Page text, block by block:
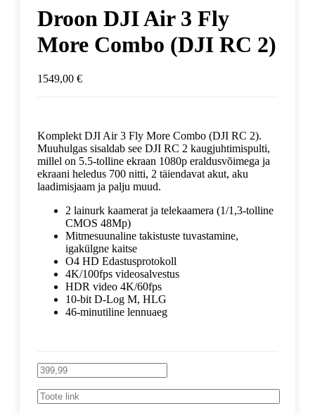
Droon DJI Air 3 Fly
More Combo (DJI RC 2)
1549,00 €
Komplekt DJI Air 3 Fly More Combo (DJI RC 2).
Muuhulgas sisaldab see DJI RC 2 kaugjuhtimispulti,
millel on 5.5-tolline ekraan 1080p eraldusvõimega ja
ekraani heledus 700 nitti, 2 täiendavat akut, aku
laadimisjaam ja palju muud.
2 lainurk kaamerat ja telekaamera (1/1,3-tolline
CMOS 48Mp)
Mitmesuunaline takistuste tuvastamine,
igakülgne kaitse
O4 HD Edastusprotokoll
4K/100fps videosalvestus
HDR video 4K/60fps
10-bit D-Log M, HLG
46-minutiline lennuaeg